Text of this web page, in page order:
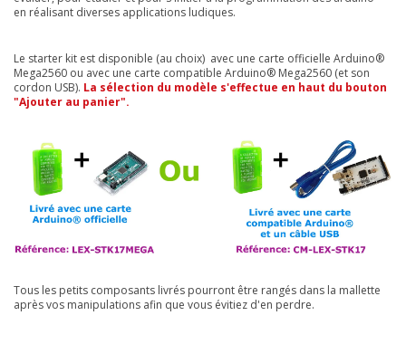
en réalisant diverses applications ludiques.
Le starter kit est disponible (au choix) avec une carte officielle Arduino®
Mega2560 ou avec une carte compatible Arduino® Mega2560 (et son
cordon USB). La sélection du modèle s'effectue en haut du bouton
"Ajouter au panier".
Tous les petits composants livrés pourront être rangés dans la mallette
après vos manipulations afin que vous évitiez d'en perdre.